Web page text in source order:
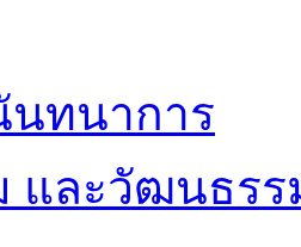
นทนาการ
และวัฒนธรร